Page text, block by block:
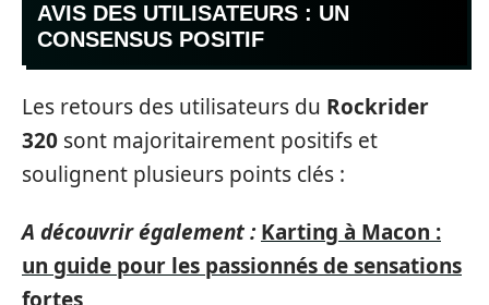
AVIS DES UTILISATEURS : UN
CONSENSUS POSITIF
Les retours des utilisateurs du Rockrider
320 sont majoritairement positifs et
soulignent plusieurs points clés :
A découvrir également : Karting à Macon :
un guide pour les passionnés de sensations